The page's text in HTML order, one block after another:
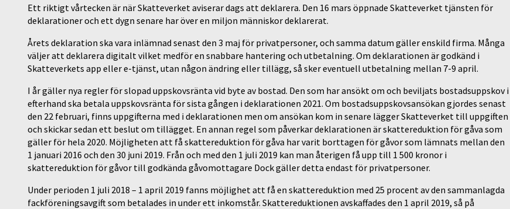
Ett riktigt vårtecken är när Skatteverket aviserar dags att deklarera. Den 16 mars öppnade Skatteverket tjänsten för
deklarationer och ett dygn senare har över en miljon människor deklarerat.
Årets deklaration ska vara inlämnad senast den 3 maj för privatpersoner, och samma datum gäller enskild firma. Många
väljer att deklarera digitalt vilket medför en snabbare hantering och utbetalning. Om deklarationen är godkänd i
Skatteverkets app eller e-tjänst, utan någon ändring eller tillägg, så sker eventuell utbetalning mellan 7-9 april.
I år gäller nya regler för slopad uppskovsränta vid byte av bostad. Den som har ansökt om och beviljats bostadsuppskov i
efterhand ska betala uppskovsränta för sista gången i deklarationen 2021. Om bostadsuppskovsansökan gjordes senast
den 22 februari, finns uppgifterna med i deklarationen men om ansökan kom in senare lägger Skatteverket till uppgiften
och skickar sedan ett beslut om tillägget. En annan regel som påverkar deklarationen är skattereduktion för gåva som
gäller för hela 2020. Möjligheten att få skattereduktion för gåva har varit borttagen för gåvor som lämnats mellan den
1 januari 2016 och den 30 juni 2019. Från och med den 1 juli 2019 kan man återigen få upp till 1 500 kronor i
skattereduktion för gåvor till godkända gåvomottagare Dock gäller detta endast för privatpersoner.
Under perioden 1 juli 2018 – 1 april 2019 fanns möjlighet att få en skattereduktion med 25 procent av den sammanlagda
fackföreningsavgift som betalades in under ett inkomstår. Skattereduktionen avskaffades den 1 april 2019, så på